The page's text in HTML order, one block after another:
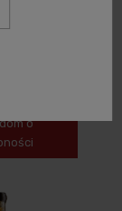
BRUT
o